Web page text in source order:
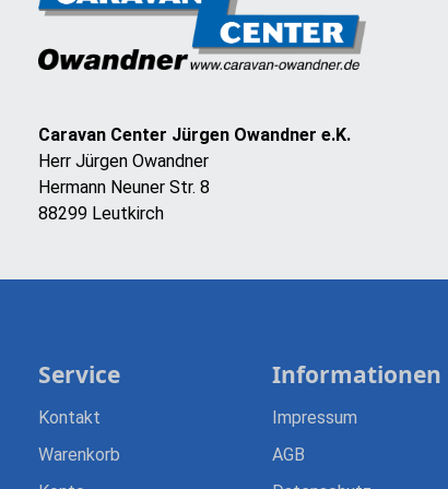
Caravan Center Jürgen Owandner e.K.
Herr Jürgen Owandner
Hermann Neuner Str. 8
88299 Leutkirch
Service
Kontakt
Warenkorb
Informationen
Impressum
AGB